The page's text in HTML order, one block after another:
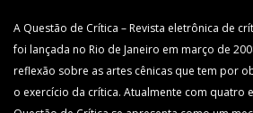
A Questão de Crítica – Revista eletrônica de
foi lançada no Rio de Janeiro em março de
reflexão sobre as artes cênicas que tem por
o exercício da crítica. Atualmente com quatro